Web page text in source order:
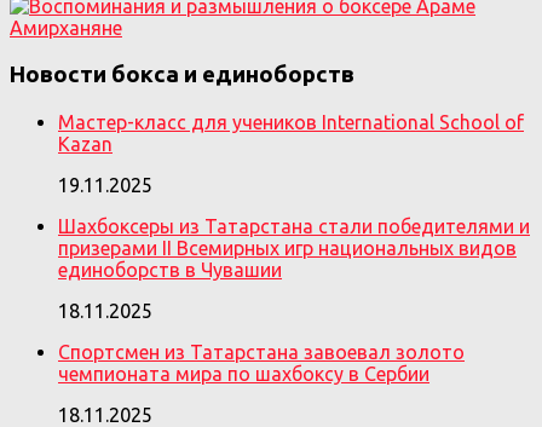
Новости бокса и единоборств
Мастер-класс для учеников International School of
Kazan
19.11.2025
Шахбоксеры из Татарстана стали победителями и
призерами II Всемирных игр национальных видов
единоборств в Чувашии
18.11.2025
Спортсмен из Татарстана завоевал золото
чемпионата мира по шахбоксу в Сербии
18.11.2025